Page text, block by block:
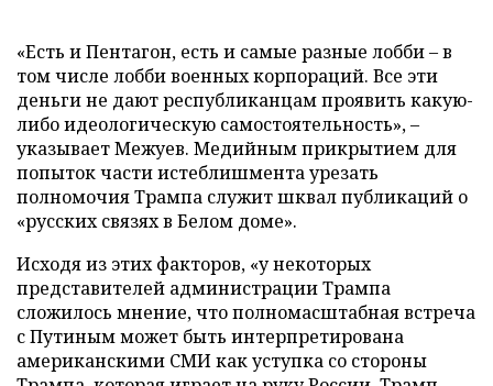
«Есть и Пентагон, есть и самые разные лобби – в
том числе лобби военных корпораций. Все эти
деньги не дают республиканцам проявить какую-
либо идеологическую самостоятельность», –
указывает Межуев. Медийным прикрытием для
попыток части истеблишмента урезать
полномочия Трампа служит шквал публикаций о
«русских связях в Белом доме».
Исходя из этих факторов, «у некоторых
представителей администрации Трампа
сложилось мнение, что полномасштабная встреча
с Путиным может быть интерпретирована
американскими СМИ как уступка со стороны